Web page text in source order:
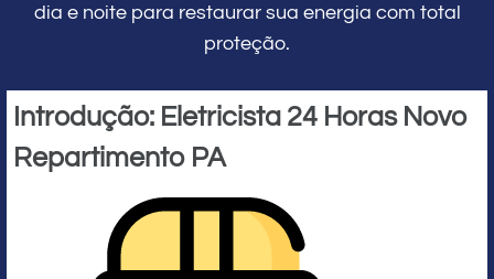
dia e noite para restaurar sua energia com total
proteção.
Introdução: Eletricista 24 Horas Novo
Repartimento PA